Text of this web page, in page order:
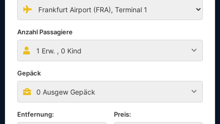
Anzahl Passagiere
1 Erw. , 0 Kind
Gepäck
0 Ausgew Gepäck
Entfernung: Preis: